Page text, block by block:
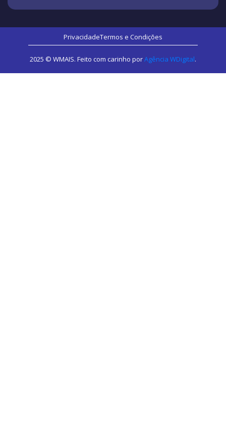
PrivacidadeTermos e Condições
2025 © WMAIS. Feito com carinho porAgência WDigital.